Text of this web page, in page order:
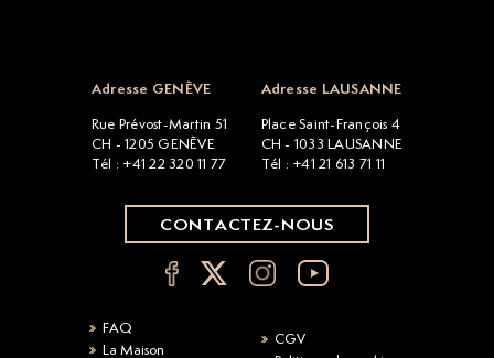
Adresse GENÈVE
Rue Prévost-Martin 51
CH - 1205 GENÈVE
Tél : +41 22 320 11 77
Adresse LAUSANNE
Place Saint-François 4
CH - 1033 LAUSANNE
Tél : +41 21 613 71 11
CONTACTEZ-NOUS
FAQ
La Maison
CGV